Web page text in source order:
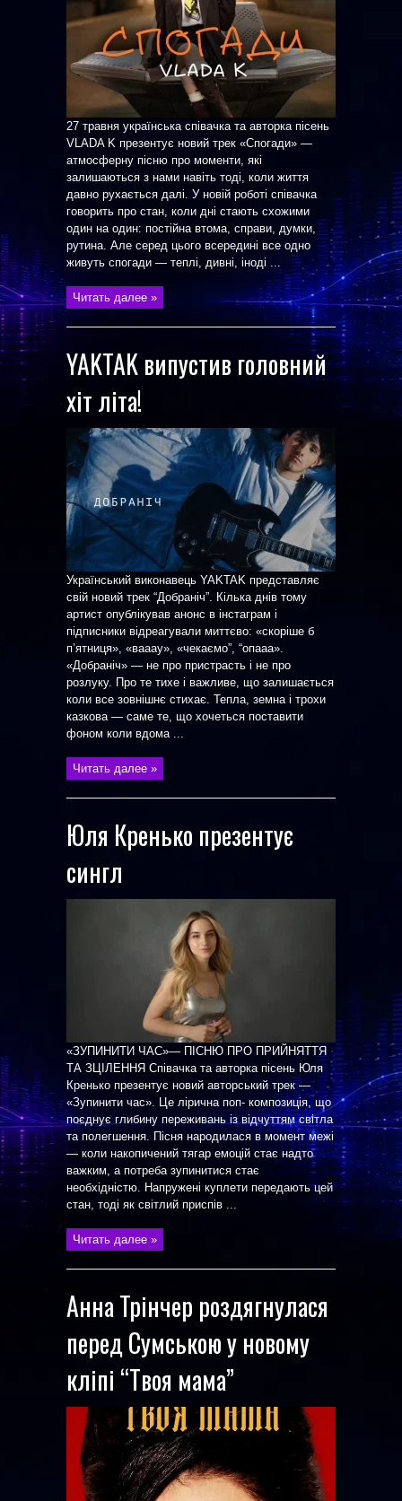
27 травня українська співачка та авторка пісень
VLADA K презентує новий трек «Спогади» —
атмосферну пісню про моменти, які
залишаються з нами навіть тоді, коли життя
давно рухається далі. У новій роботі співачка
говорить про стан, коли дні стають схожими
один на один: постійна втома, справи, думки,
рутина. Але серед цього всередині все одно
живуть спогади — теплі, дивні, іноді ...
Читать далее »
YAKTAK випустив головний
хіт літа!
Український виконавець YAKTAK представляє
свій новий трек “Добраніч”. Кілька днів тому
артист опублікував анонс в інстаграм і
підписники відреагували миттєво: «скоріше б
п’ятниця», «вааау», «чекаємо”, “опааа».
«Добраніч» — не про пристрасть і не про
розлуку. Про те тихе і важливе, що залишається
коли все зовнішнє стихає. Тепла, земна і трохи
казкова — саме те, що хочеться поставити
фоном коли вдома ...
Читать далее »
Юля Кренько презентує
сингл
«ЗУПИНИТИ ЧАС»— ПІСНЮ ПРО ПРИЙНЯТТЯ
ТА ЗЦІЛЕННЯ Співачка та авторка пісень Юля
Кренько презентує новий авторський трек —
«Зупинити час». Це лірична поп- композиція, що
поєднує глибину переживань із відчуттям світла
та полегшення. Пісня народилася в момент межі
— коли накопичений тягар емоцій стає надто
важким, а потреба зупинитися стає
необхідністю. Напружені куплети передають цей
стан, тоді як світлий приспів ...
Читать далее »
Анна Трінчер роздягнулася
перед Сумською у новому
кліпі “Твоя мама”